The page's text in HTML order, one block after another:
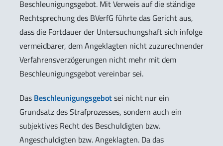
Beschleunigungsgebot. Mit Verweis auf die ständige
Rechtsprechung des BVerfG führte das Gericht aus,
dass die Fortdauer der Untersuchungshaft sich infolge
vermeidbarer, dem Angeklagten nicht zuzurechnender
Verfahrensverzögerungen nicht mehr mit dem
Beschleunigungsgebot vereinbar sei.
Das Beschleunigungsgebotsei nicht nur ein
Grundsatz des Strafprozesses, sondern auch ein
subjektives Recht des Beschuldigten bzw.
Angeschuldigten bzw. Angeklagten. Da das